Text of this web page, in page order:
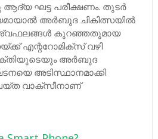
ആദ്യ ഘട്ട പരീക്ഷണം. തുടര്‍
അര്‍ബുദ ചികിത്സയില്‍
കുറഞ്ഞതുമായ
എന്ററോമിക്‌സ്‌ വഴി
അര്‍ബുദ
അടിസ്ഥാനമാക്കി
വാക്‌സീനാണ്‌